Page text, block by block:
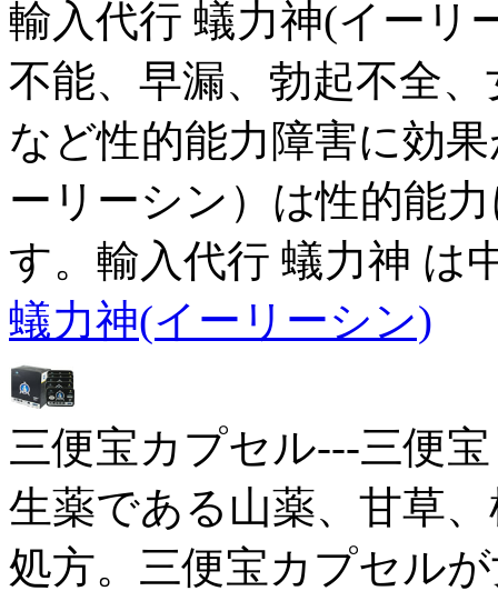
輸入代行 蟻力神(イーリ
不能、早漏、勃起不全
など性的能力障害に効
ーリーシン）は性的能
す。輸入代行 蟻力神 は
蟻力神(イーリーシン)
三便宝カプセル---三便
生薬である山薬、甘草
処方。三便宝カプセル